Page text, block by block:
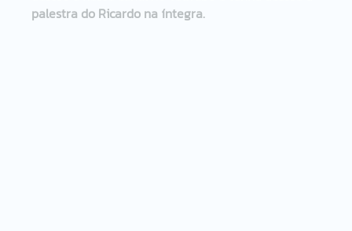
palestra do Ricardo na íntegra.